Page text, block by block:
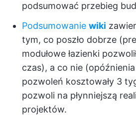
podsumować przebieg
Podsumowanie wiki
tym, co poszło dobrze
modułowe łazienki
czas), a co nie
pozwoleń kosztowały 3
pozwoli na płynniejszą
projektów.